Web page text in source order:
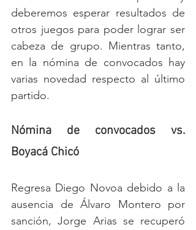
deberemos esperar resultados de
otros juegos para poder lograr ser
cabeza de grupo. Mientras tanto,
en la nómina de convocados hay
varias novedad respecto al último
partido.
Nómina de convocados vs.
Boyacá Chicó
Regresa Diego Novoa debido a la
ausencia de Álvaro Montero por
sanción, Jorge Arias se recuperó